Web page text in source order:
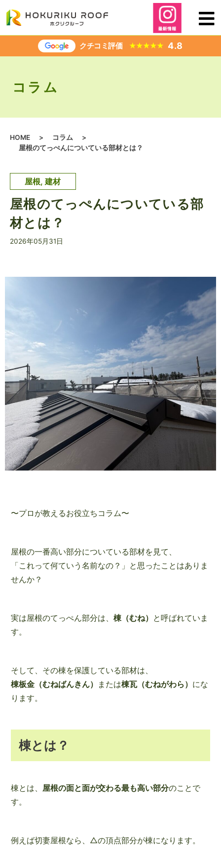
ス
クチコミ評価 ★★★★★ 4.8
コラム
HOME > コラム
>
屋根のてっぺんについている部材とは？
屋根, 建材
屋根のてっぺんについている部
材とは？
2026年05月31日
〜プロが教えるお役立ちコラム〜
屋根の一番高い部分についている部材を見て、
「これって何ていう名前なの？」と思ったことはありま
せんか？
実は屋根のてっぺん部分は、 棟（むね） と呼ばれていま
す。
そして、その棟を保護している部材は、
棟板金（むねばんきん） または棟瓦（むねがわら） にな
ります。
棟とは？
棟とは、 屋根の面と面が交わる最も高い部分のことで
す。
例えば切妻屋根なら、△の頂点部分が棟になります。